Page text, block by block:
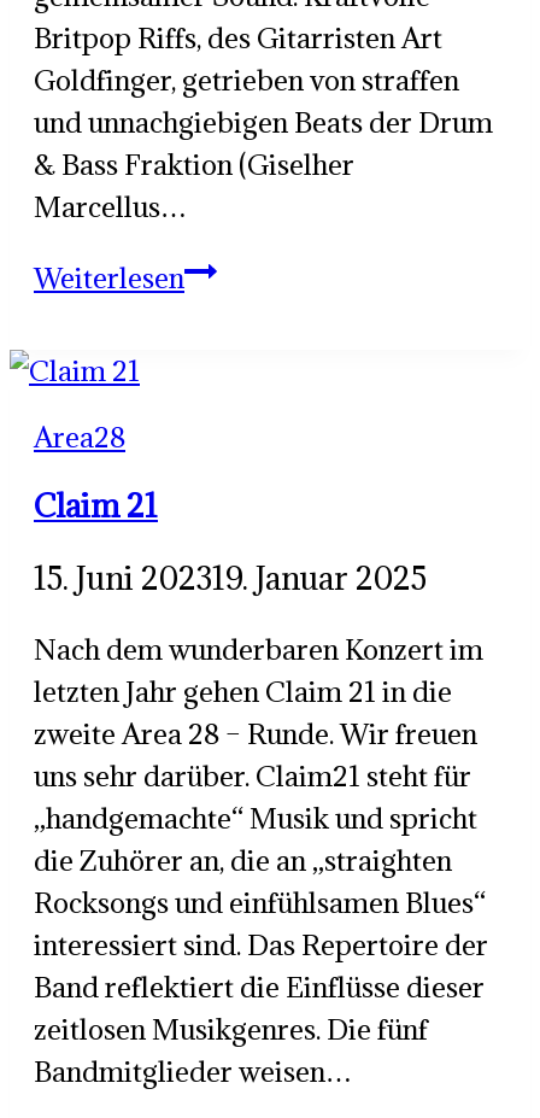
Britpop Riffs, des Gitarristen Art
Goldfinger, getrieben von straffen
und unnachgiebigen Beats der Drum
& Bass Fraktion (Giselher
Marcellus…
WeiterlesenMarbogi
Area28
Claim 21
15. Juni 202319. Januar 2025
Nach dem wunderbaren Konzert im
letzten Jahr gehen Claim 21 in die
zweite Area 28 – Runde. Wir freuen
uns sehr darüber. Claim21 steht für
„handgemachte“ Musik und spricht
die Zuhörer an, die an „straighten
Rocksongs und einfühlsamen Blues“
interessiert sind. Das Repertoire der
Band reflektiert die Einflüsse dieser
zeitlosen Musikgenres. Die fünf
Bandmitglieder weisen…